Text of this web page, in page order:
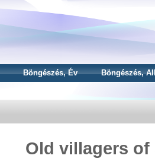
Böngészés, Év
Böngészés,
Old villagers of